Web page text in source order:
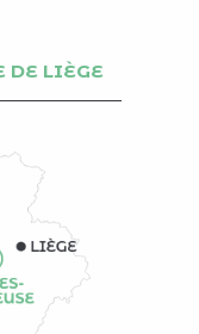
DE LIÈGE